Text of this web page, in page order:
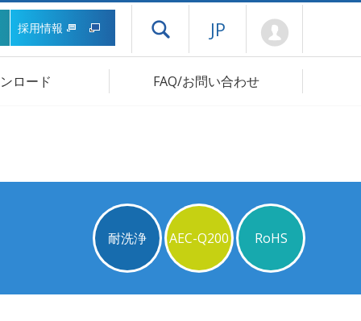
採用情報 ドロワーメニューを開く
JP
ロード FAQ/お問い合わせ
耐洗浄 AEC-Q200 RoHS